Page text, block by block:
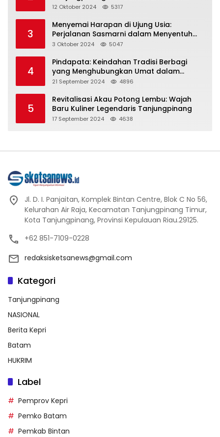
Representasi
12 Oktober 2024 5317
3
Menyemai Harapan di Ujung Usia:
Perjalanan Sasmarni dalam Menyentuh
Hati dan Jiwa
3 Oktober 2024 5047
4
Pindapata: Keindahan Tradisi Berbagi
yang Menghubungkan Umat dalam
Spiritualitas dan Kebersamaan dalam
21 September 2024 4896
5
Revitalisasi Akau Potong Lembu: Wajah
Baru Kuliner Legendaris Tanjungpinang
17 September 2024 4638
Jl. D. I. Panjaitan, Komplek Bintan Centre, Blok C No 56,
Kelurahan Air Raja, Kecamatan Tanjungpinang Timur,
Kota Tanjungpinang, Provinsi Kepulauan Riau.29125.
+62 851-7109-0228
redaksisketsanews@gmail.com
Kategori
Tanjungpinang
NASIONAL
Berita Kepri
Batam
HUKRIM
Label
Pemprov Kepri
Pemko Batam
Pemkab Bintan